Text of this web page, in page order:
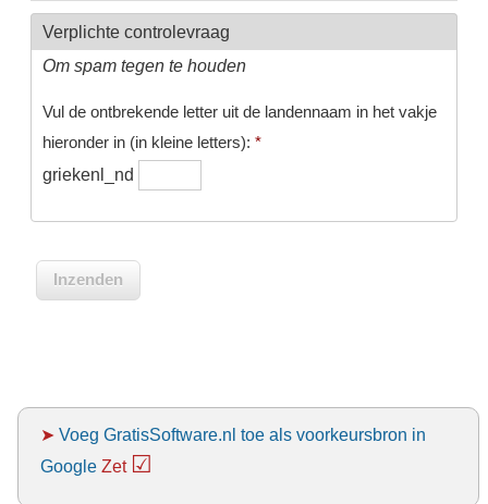
Verplichte controlevraag
Om spam tegen te houden
Vul de ontbrekende letter uit de landennaam in het vakje
hieronder in (in kleine letters): *
griekenl_nd
➤ Voeg GratisSoftware.nl toe als voorkeursbron in
Google Zet ☑